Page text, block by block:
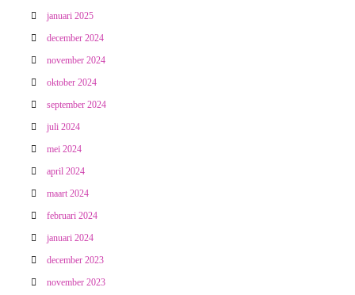
januari 2025
december 2024
november 2024
oktober 2024
september 2024
juli 2024
mei 2024
april 2024
maart 2024
februari 2024
januari 2024
december 2023
november 2023